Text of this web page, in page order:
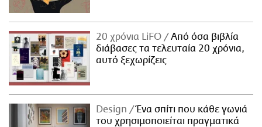
20 χρόνια LiFO
Από όσα βιβλία
διάβασες τα τελευταία 20 χρόνια,
αυτό ξεχωρίζεις
Design
Ένα σπίτι που κάθε γωνιά
του χρησιμοποιείται πραγματικά